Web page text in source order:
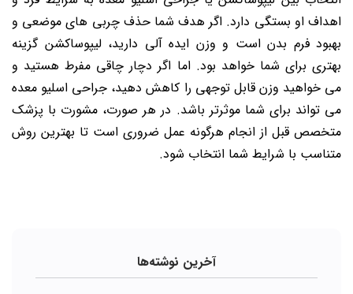
اهداف او بستگی دارد. اگر هدف شما حذف چربی های موضعی و
بهبود فرم بدن است و وزن ایده آلی دارید، لیپوساکشن گزینه
بهتری برای شما خواهد بود. اما اگر دچار چاقی مفرط هستید و
می خواهید وزن قابل توجهی را کاهش دهید، جراحی اسلیو معده
می تواند برای شما موثرتر باشد. در هر صورت، مشورت با پزشک
متخصص قبل از انجام هرگونه عمل ضروری است تا بهترین روش
متناسب با شرایط شما انتخاب شود.
آخرین نوشته‌ها